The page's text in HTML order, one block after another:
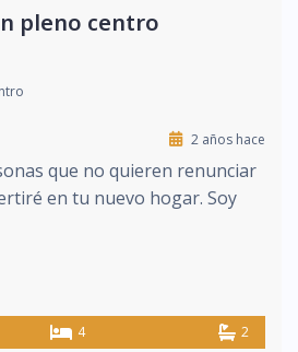
pleno centro
2 años hace
que no quieren renunciar
en tu nuevo hogar. Soy
4 2